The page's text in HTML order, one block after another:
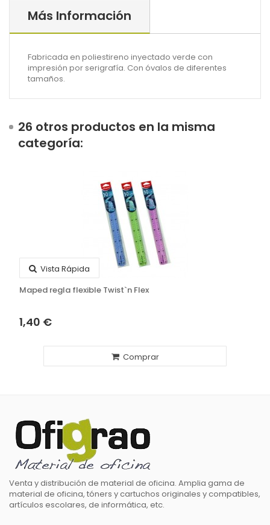
Más Información
Fabricada en poliestireno inyectado verde con
impresión por serigrafía. Con óvalos de diferentes
tamaños.
26 otros productos en la misma
categoría:
Vista Rápida
Maped regla flexible Twist`n Flex
1,40 €
Comprar
Venta y distribución de material de oficina. Amplia gama de
material de oficina, tóners y cartuchos originales y compatibles,
artículos escolares, de informática, etc.